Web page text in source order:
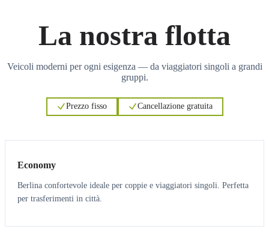
La nostra flotta
Veicoli moderni per ogni esigenza — da viaggiatori singoli a grandi
gruppi.
Prezzo fisso Cancellazione gratuita
Economy
Berlina confortevole ideale per coppie e viaggiatori singoli. Perfetta
per trasferimenti in città.
3 3